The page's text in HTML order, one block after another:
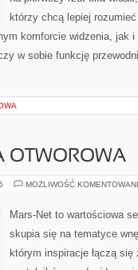
którzy chcą lepiej
komforcie widzenia, jak
w sobie funkcję
OTWOROWA
MOŻLIWOŚĆ
Mars-Net to wartościowa
skupia się na tematyce
którym inspiracje łączą